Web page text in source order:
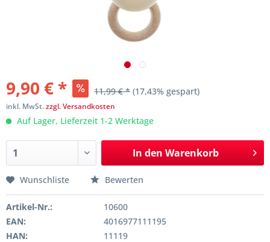
9,90 € * 11,99 € * (17,43% gespart)
inkl. MwSt.zzgl. Versandkosten
Auf Lager, Lieferzeit 1-2 Werktage
In den Warenkorb
Wunschliste Bewerten
Artikel-Nr.:
10600
EAN:
4016977111195
HAN:
11119